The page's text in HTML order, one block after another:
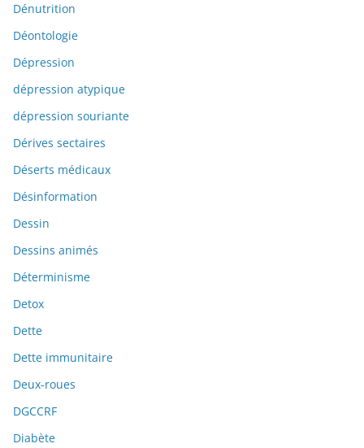
Dénutrition
Déontologie
Dépression
dépression atypique
dépression souriante
Dérives sectaires
Déserts médicaux
Désinformation
Dessin
Dessins animés
Déterminisme
Detox
Dette
Dette immunitaire
Deux-roues
DGCCRF
Diabète